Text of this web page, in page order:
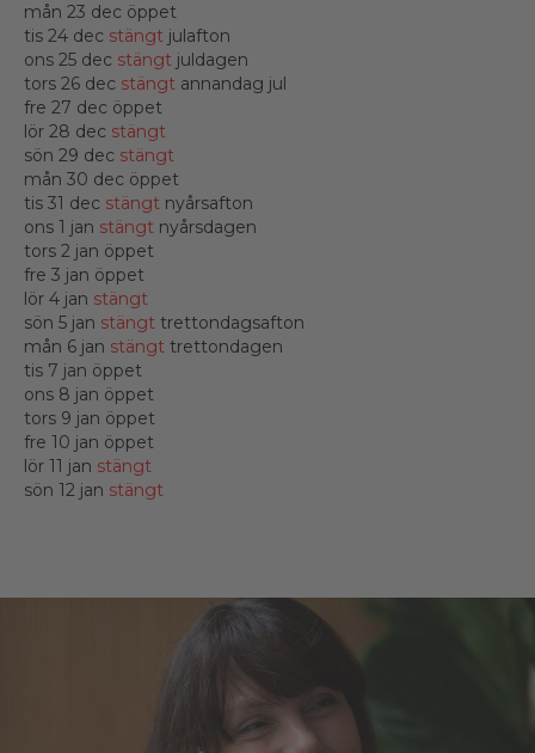
mån 23 dec öppet
tis 24 dec stängt julafton
ons 25 dec stängt juldagen
tors 26 dec stängt annandag jul
fre 27 dec öppet
lör 28 dec stängt
sön 29 dec stängt
mån 30 dec öppet
tis 31 dec stängt nyårsafton
ons 1 jan stängt nyårsdagen
tors 2 jan öppet
fre 3 jan öppet
lör 4 jan stängt
sön 5 jan stängt trettondagsafton
mån 6 jan stängt trettondagen
tis 7 jan öppet
ons 8 jan öppet
tors 9 jan öppet
fre 10 jan öppet
lör 11 jan stängt
sön 12 jan stängt